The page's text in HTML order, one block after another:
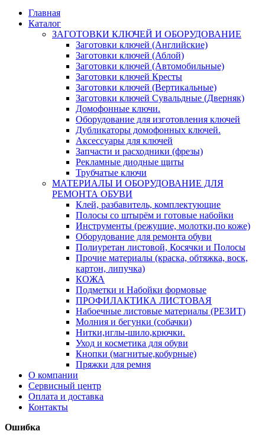
Главная
Каталог
ЗАГОТОВКИ КЛЮЧЕЙ И ОБОРУДОВАНИЕ
Заготовки ключей (Английские)
Заготовки ключей (Аблой)
Заготовки ключей (Автомобильные)
Заготовки ключей Кресты
Заготовки ключей (Вертикальные)
Заготовки ключей Сувальдные (Дверняк)
Домофонные ключи.
Оборудование для изготовления ключей
Дубликаторы домофонных ключей.
Аксессуары для ключей
Запчасти и расходники (фрезы)
Рекламные диодные щиты
Трубчатые ключи
МАТЕРИАЛЫ И ОБОРУДОВАНИЕ ДЛЯ
РЕМОНТА ОБУВИ
Клей, разбавитель, комплектующие
Полосы со штырём и готовые набойки
Инструменты (режущие, молотки,по коже)
Оборудование для ремонта обуви
Полиуретан листовой, Косячки и Полосы
Прочие материалы (краска, обтяжка, воск,
картон, липучка)
КОЖА
Подметки и Набойки формовые
ПРОФИЛАКТИКА ЛИСТОВАЯ
Набоечные листовые материалы (РЕЗИТ)
Молния и бегунки (собачки)
Нитки,иглы-шило,крючки.
Уход и косметика для обуви
Кнопки (магнитые,кобурные)
Пряжки для ремня
О компании
Сервисный центр
Оплата и доставка
Контакты
Ошибка